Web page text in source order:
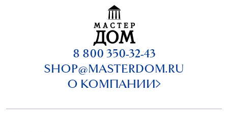
8 800 350-32-43
SHOP@MASTERDOM.RU
О КОМПАНИИ